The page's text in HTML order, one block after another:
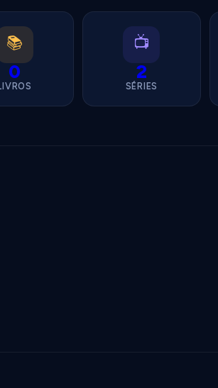
📚
0
📺
2
SÉRIES